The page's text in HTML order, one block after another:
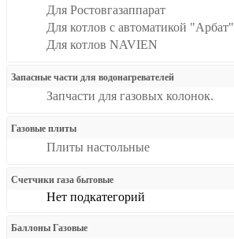
Для Ростовгазаппарат
Для котлов с автоматикой "Арбат"
Для котлов NAVIEN
Запасные части для водонагревателей
Запчасти для газовых колонок.
Газовые плиты
Плиты настольные
Счетчики газа бытовые
Нет подкатегорий
Баллоны Газовые